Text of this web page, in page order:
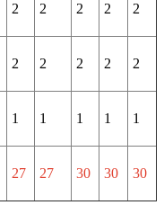
2 2 2 2 2
2 2 2 2 2
1 1 1 1 1
27 27 30 30 30